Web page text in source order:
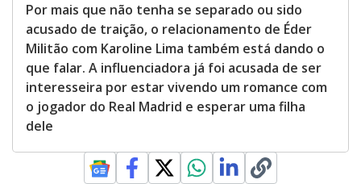
Por mais que não tenha se separado ou sido
acusado de traição, o relacionamento de Éder
Militão com Karoline Lima também está dando o
que falar. A influenciadora já foi acusada de ser
interesseira por estar vivendo um romance com
o jogador do Real Madrid e esperar uma filha
dele